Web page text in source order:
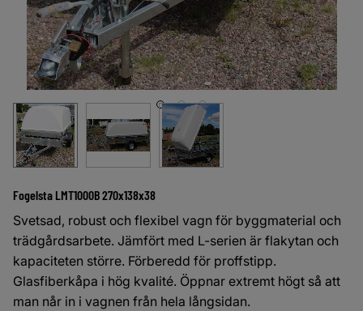
Fogelsta LMT1000B 270x138x38
Svetsad, robust och flexibel vagn för byggmaterial och
trädgårdsarbete. Jämfört med L-serien är flakytan och
kapaciteten större. Förberedd för proffstipp.
Glasfiberkåpa i hög kvalité. Öppnar extremt högt så att
man når in i vagnen från hela långsidan.